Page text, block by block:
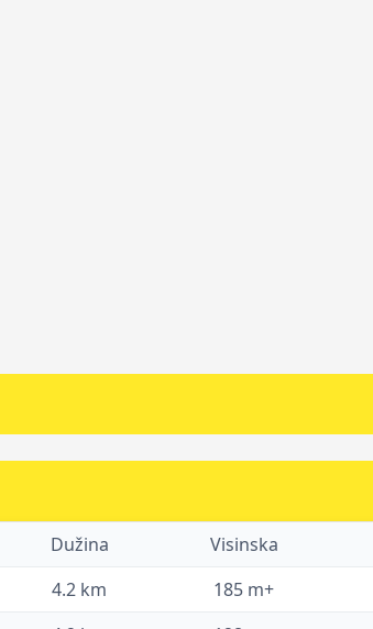
Dužina Visinska
4.2 km 185 m+